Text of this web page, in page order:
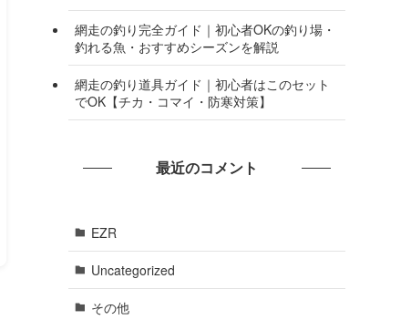
網走の釣り完全ガイド｜初心者OKの釣り場・
釣れる魚・おすすめシーズンを解説
網走の釣り道具ガイド｜初心者はこのセット
でOK【チカ・コマイ・防寒対策】
最近のコメント
EZR
Uncategorized
その他